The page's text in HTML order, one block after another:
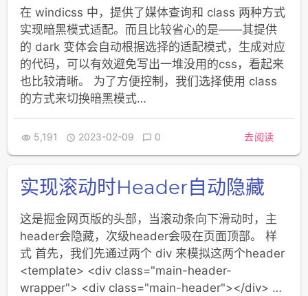
在 windicss 中，提供了媒体查询和 class 两种方式
实现暗黑模式适配。而且比较省心的是——其提供
的 dark 变体会自动根据选择的适配模式，生成对应
的代码，可以有效避免写出一堆没用的css，看起来
也比较清晰。 为了方便控制，我们选择使用 class
的方式来切换暗黑模式…
 5,191  2023-02-09  0 去阅读
实现滚动时Header自动隐藏
这是掘金网页版的头部，当滚动条向下滑动时，主
header会隐藏，次级header会吸在页面顶部。 样
式 首先，我们先通过两个 div 来模拟这两个header
<template> <div class="main-header-
wrapper"> <div class="main-header"></div> …